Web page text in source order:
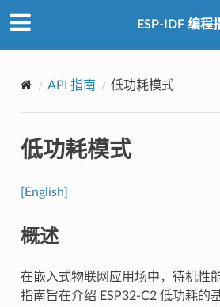
ESP-IDF 编程
API 指南 低功耗模式
低功耗模式
[English]
概述
在嵌入式物联网应用场中，待机性
指南旨在介绍 ESP32-C2 低功耗的